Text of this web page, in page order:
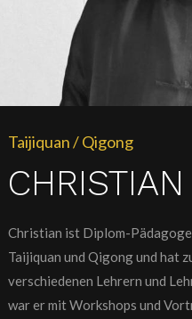
Taijiquan / Qigong
CHRISTIAN
Christian ist Diplom-
Taijiquan und Qigong und hat
verschiedenen Lehrern und
war er mit Workshops und